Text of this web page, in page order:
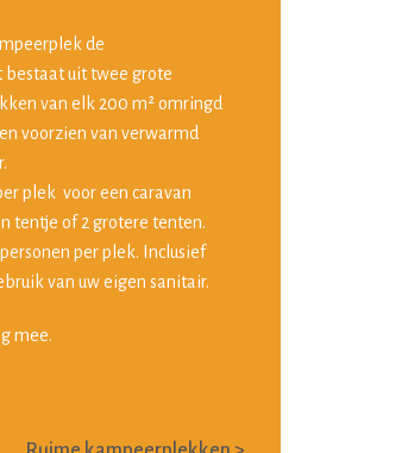
de
bestaat uit twee grote
van elk 200 m² omringd
voorzien van verwarmd
plek voor een caravan
tentje of 2 grotere tenten.
per plek. Inclusief
van uw eigen sanitair.
mee.